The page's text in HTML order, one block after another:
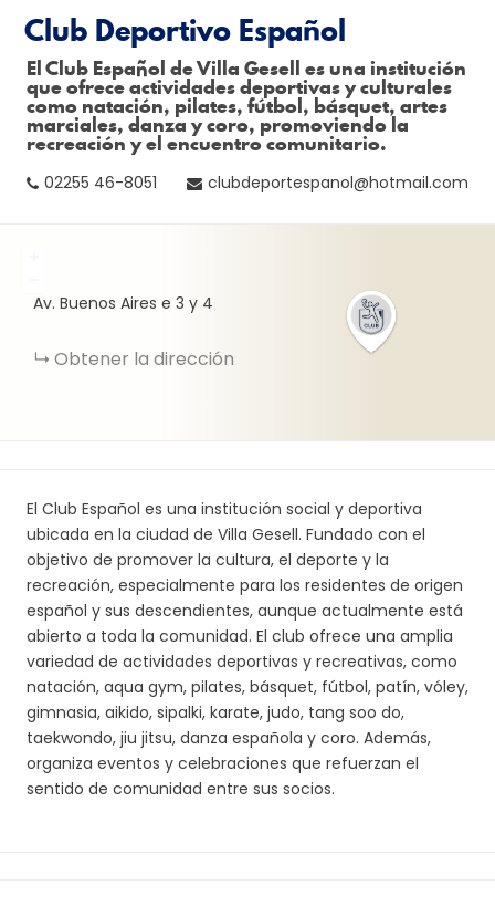
Club Deportivo Español
El Club Español de Villa Gesell es una institución
que ofrece actividades deportivas y culturales
como natación, pilates, fútbol, básquet, artes
marciales, danza y coro, promoviendo la
recreación y el encuentro comunitario.
02255 46-8051 clubdeportespanol@hotmail.com
Av. Buenos Aires e 3 y 4
Obtener la dirección
El Club Español es una institución social y deportiva
ubicada en la ciudad de Villa Gesell. Fundado con el
objetivo de promover la cultura, el deporte y la
recreación, especialmente para los residentes de origen
español y sus descendientes, aunque actualmente está
abierto a toda la comunidad. El club ofrece una amplia
variedad de actividades deportivas y recreativas, como
natación, aqua gym, pilates, básquet, fútbol, patín, vóley,
gimnasia, aikido, sipalki, karate, judo, tang soo do,
taekwondo, jiu jitsu, danza española y coro. Además,
organiza eventos y celebraciones que refuerzan el
sentido de comunidad entre sus socios.